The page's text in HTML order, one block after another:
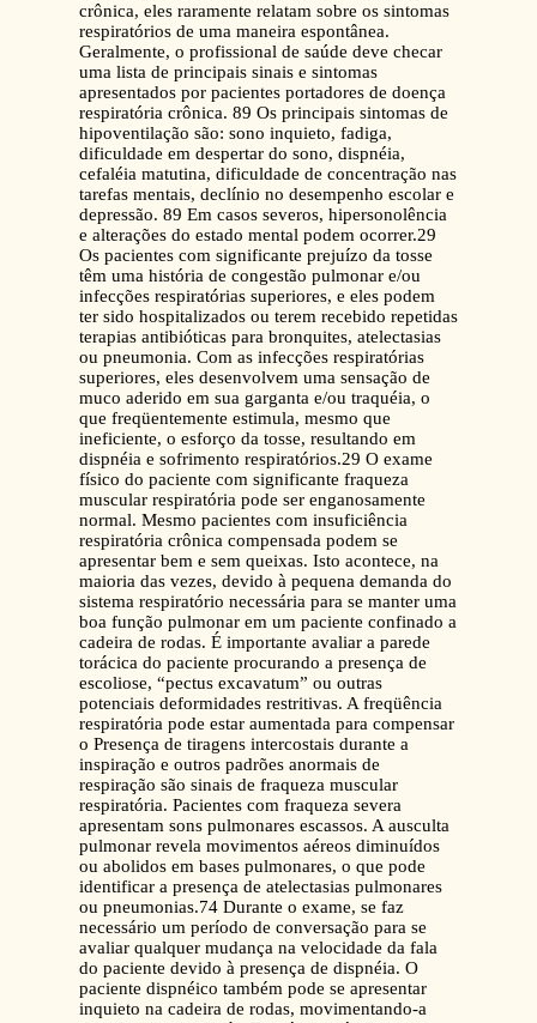
crônica, eles raramente relatam sobre os sintomas
respiratórios de uma maneira espontânea.
Geralmente, o profissional de saúde deve checar
uma lista de principais sinais e sintomas
apresentados por pacientes portadores de doença
respiratória crônica. 89 Os principais sintomas de
hipoventilação são: sono inquieto, fadiga,
dificuldade em despertar do sono, dispnéia,
cefaléia matutina, dificuldade de concentração nas
tarefas mentais, declínio no desempenho escolar e
depressão. 89 Em casos severos, hipersonolência
e alterações do estado mental podem ocorrer.29
Os pacientes com significante prejuízo da tosse
têm uma história de congestão pulmonar e/ou
infecções respiratórias superiores, e eles podem
ter sido hospitalizados ou terem recebido repetidas
terapias antibióticas para bronquites, atelectasias
ou pneumonia. Com as infecções respiratórias
superiores, eles desenvolvem uma sensação de
muco aderido em sua garganta e/ou traquéia, o
que freqüentemente estimula, mesmo que
ineficiente, o esforço da tosse, resultando em
dispnéia e sofrimento respiratórios.29 O exame
físico do paciente com significante fraqueza
muscular respiratória pode ser enganosamente
normal. Mesmo pacientes com insuficiência
respiratória crônica compensada podem se
apresentar bem e sem queixas. Isto acontece, na
maioria das vezes, devido à pequena demanda do
sistema respiratório necessária para se manter uma
boa função pulmonar em um paciente confinado a
cadeira de rodas. É importante avaliar a parede
torácica do paciente procurando a presença de
escoliose, “pectus excavatum” ou outras
potenciais deformidades restritivas. A freqüência
respiratória pode estar aumentada para compensar
o Presença de tiragens intercostais durante a
inspiração e outros padrões anormais de
respiração são sinais de fraqueza muscular
respiratória. Pacientes com fraqueza severa
apresentam sons pulmonares escassos. A ausculta
pulmonar revela movimentos aéreos diminuídos
ou abolidos em bases pulmonares, o que pode
identificar a presença de atelectasias pulmonares
ou pneumonias.74 Durante o exame, se faz
necessário um período de conversação para se
avaliar qualquer mudança na velocidade da fala
do paciente devido à presença de dispnéia. O
paciente dispnéico também pode se apresentar
inquieto na cadeira de rodas, movimentando-a